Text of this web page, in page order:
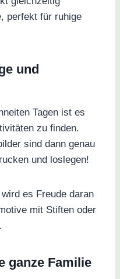
perfekt für ruhige
und
Tagen ist es
zu finden.
sind dann genau
und loslegen!
es Freude daran
mit Stiften oder
ganze Familie